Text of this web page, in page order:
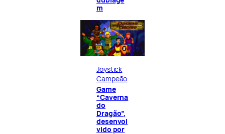
m
Joystick
Campeão
Game
“Caverna
do
Dragão”,
desenvol
vido por